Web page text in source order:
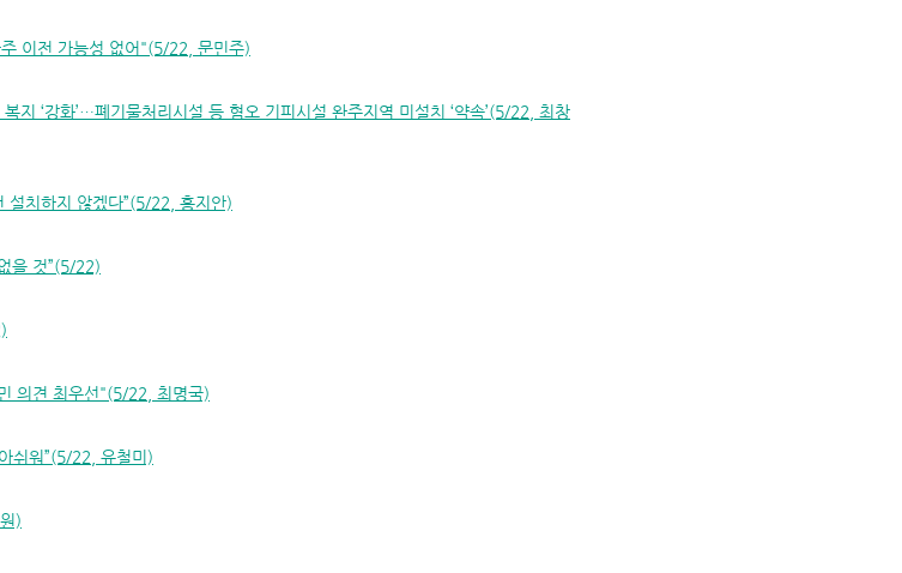
이전 가능성 없어"(5/22, 문민주)
지 ‘강화’…폐기물처리시설 등 혐오 기피시설 완주지역 미설치 ‘약속’(5/22, 최창
설치하지 않겠다”(5/22, 홍지안)
을 것”(5/22)
의견 최우선"(5/22, 최명국)
쉬워”(5/22, 유철미)
)